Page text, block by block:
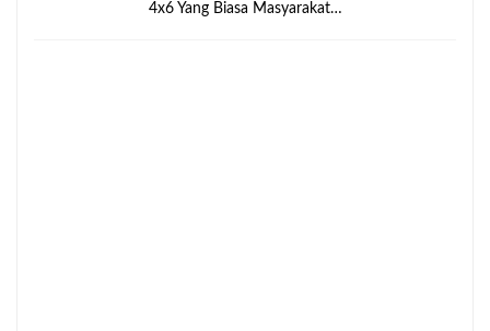
4x6 Yang Biasa Masyarakat…